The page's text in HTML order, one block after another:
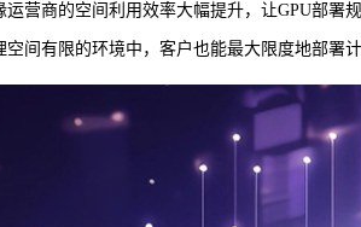
运营商的空间利用效率大幅提升，让GPU部署
空间有限的环境中，客户也能最大限度地部署计